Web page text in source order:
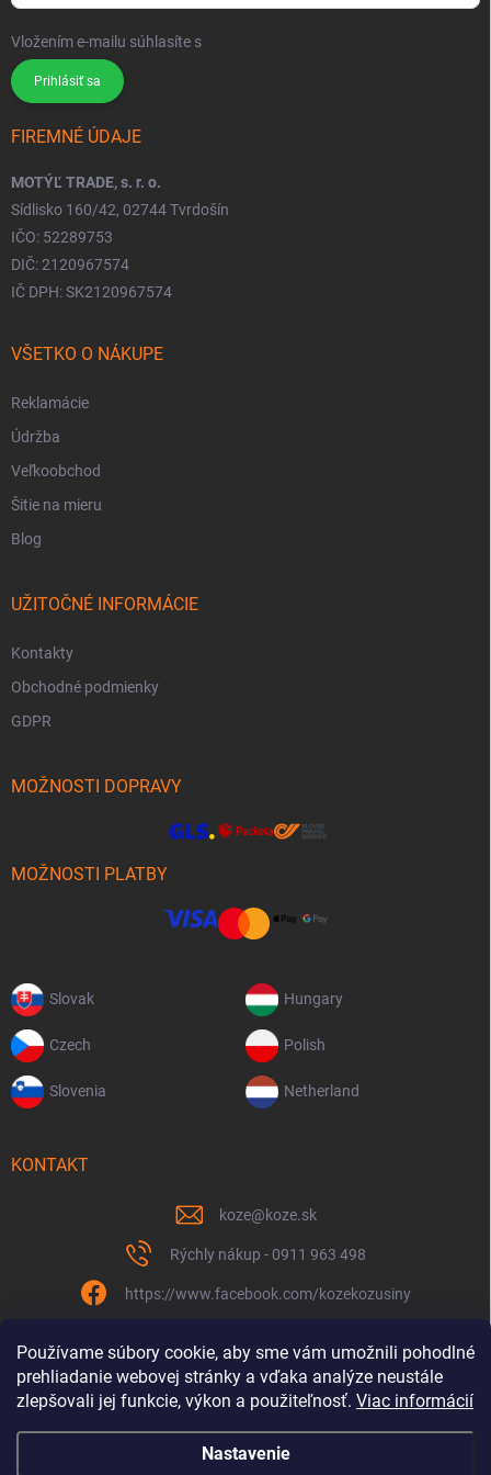
Používame súbory cookie, aby sme vám umožnili pohodlné
prehliadanie webovej stránky a vďaka analýze neustále
zlepšovali jej funkcie, výkon a použiteľnosť. Viac informácií
Nastavenie
Vložením e-mailu súhlasíte s
Prihlásiť sa
FIREMNÉ ÚDAJE
MOTÝĽ TRADE, s. r. o.
Sídlisko 160/42, 02744 Tvrdošín
IČO: 52289753
DIČ: 2120967574
IČ DPH: SK2120967574
VŠETKO O NÁKUPE
Reklamácie
Údržba
Veľkoobchod
Šitie na mieru
Blog
UŽITOČNÉ INFORMÁCIE
Kontakty
Obchodné podmienky
GDPR
MOŽNOSTI DOPRAVY
MOŽNOSTI PLATBY
Slovak Hungary
Czech Polish
Slovenia Netherland
KONTAKT
koze@koze.sk
Rýchly nákup - 0911 963 498
https://www.facebook.com/kozekozusiny
Spolu to ťaháme už 9 rokov